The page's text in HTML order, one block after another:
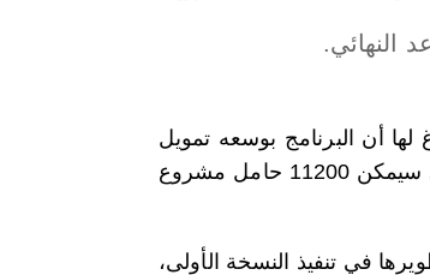
النهائي.
لها أن البرنامج بوسعه تمويل
1200 حامل مشروع إضافي الى نهاية السنة الجارية، معللة هذا الإنجاز، والذي سيمكن 11200 حامل مشروع
في تنفيذ النسخة الأولى،